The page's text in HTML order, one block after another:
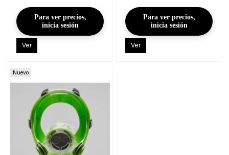
Para ver precios,
inicia sesión
Ver
Para ver precios,
inicia sesión
Ver
Nuevo